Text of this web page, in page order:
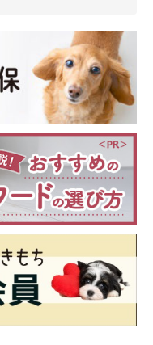
とチワワ全体の